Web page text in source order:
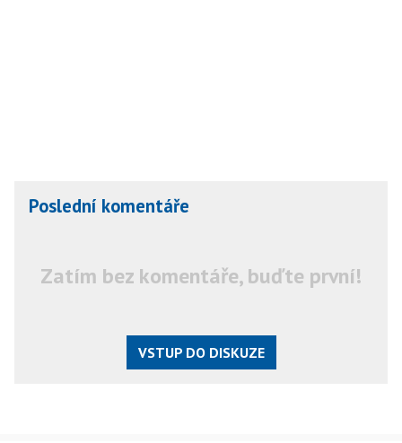
Poslední komentáře
Zatím bez komentáře, buďte první!
VSTUP DO DISKUZE